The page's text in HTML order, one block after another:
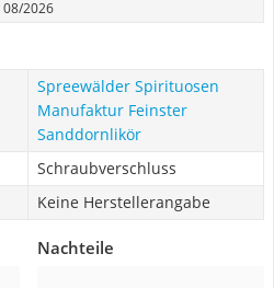
08/2026
Spreewälder Spirituosen
Manufaktur Feinster
Sanddornlikör
Schraubverschluss
Keine Herstellerangabe
Nachteile